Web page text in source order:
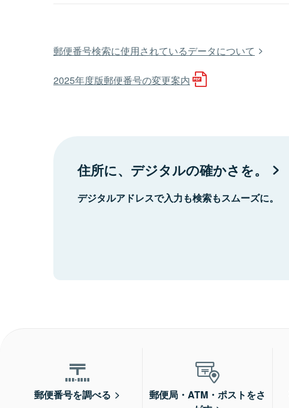
郵便番号検索に使用されているデータについて
2025年度版郵便番号の変更案内
住所に、デジタルの確かさを。
デジタルアドレスで入力も検索もスムーズに。
郵便番号を調べる
郵便局・ATM・ポストをさ